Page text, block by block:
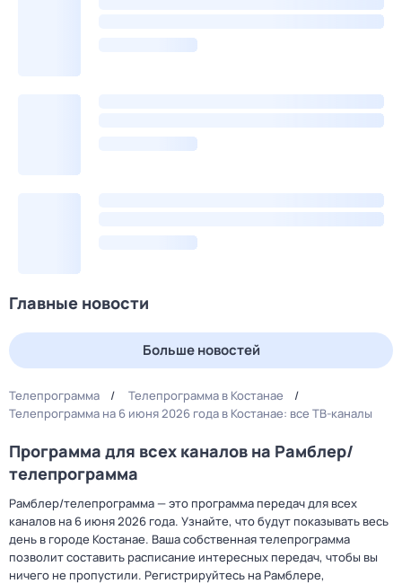
Главные новости
Больше новостей
Телепрограмма
Телепрограмма в Костанае
Телепрограмма на 6 июня 2026 года в Костанае: все ТВ-каналы
Программа для всех каналов на Рамблер/
телепрограмма
Рамблер/телепрограмма — это программа передач для всех
каналов на 6 июня 2026 года. Узнайте, что будут показывать весь
день в городе Костанае. Ваша собственная телепрограмма
позволит составить расписание интересных передач, чтобы вы
ничего не пропустили. Регистрируйтесь на Рамблере,